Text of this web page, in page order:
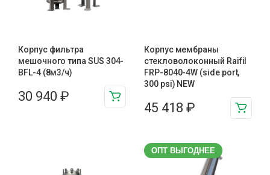
Корпус фильтра
мешочного типа SUS 304-
BFL-4 (8м3/ч)
30 940 ₽
Корпус мембраны
стекловолоконный Raifil
FRP-8040-4W (side port,
300 psi) NEW
45 418 ₽
ОПТ ВЫГОДНЕЕ